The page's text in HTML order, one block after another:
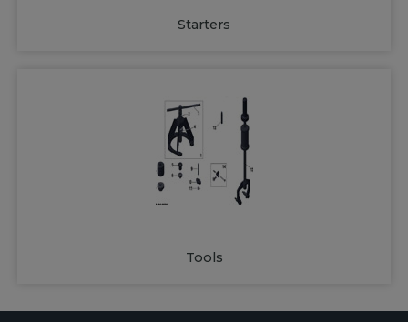
Starters
Tools